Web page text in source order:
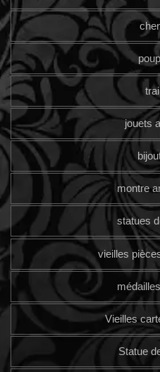
jouets
montre
statues
vieilles
Vieilles
Statue